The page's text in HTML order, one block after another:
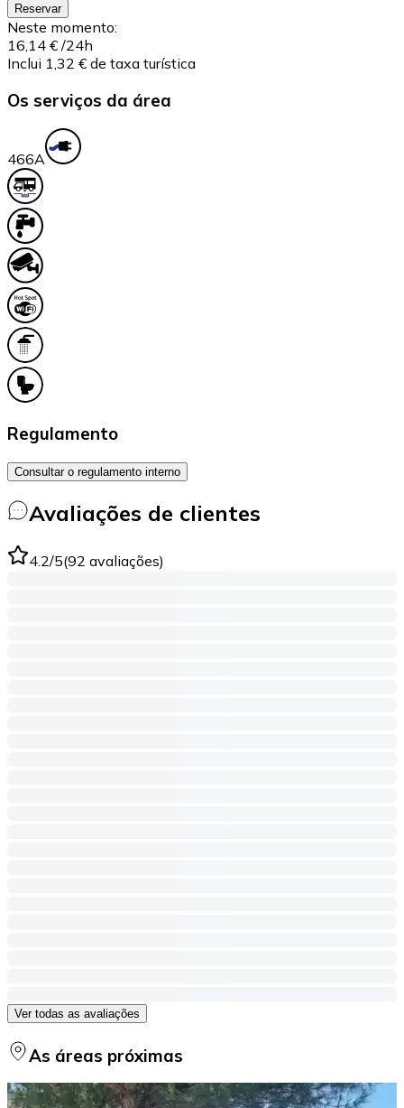
Reservar
Neste momento:
16,14 € /24h
Inclui 1,32 € de taxa turística
Os serviços da área
466A
Regulamento
Consultar o regulamento interno
Avaliações de clientes
4.2/5(92 avaliações)
Ver todas as avaliações
As áreas próximas